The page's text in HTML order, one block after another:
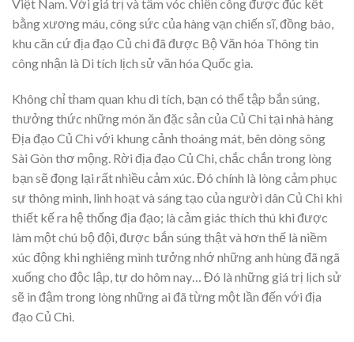
Việt Nam. Với giá trị và tầm vóc chiến công được đúc kết
bằng xương máu, công sức của hàng vạn chiến sĩ, đồng bào,
khu căn cứ địa đạo Củ chi đã được Bộ Văn hóa Thông tin
công nhận là Di tích lịch sử văn hóa Quốc gia.
Không chỉ tham quan khu di tích, bạn có thể tập bắn súng,
thưởng thức những món ăn đặc sản của Củ Chi tại nhà hàng
Địa đạo Củ Chi với khung cảnh thoáng mát, bên dòng sông
Sài Gòn thơ mộng. Rời địa đạo Củ Chi, chắc chắn trong lòng
bạn sẽ đọng lại rất nhiều cảm xúc. Đó chính là lòng cảm phục
sự thông minh, linh hoạt và sáng tạo của người dân Củ Chi khi
thiết kế ra hệ thống địa đạo; là cảm giác thích thú khi được
làm một chú bộ đội, được bắn súng thật và hơn thế là niềm
xúc động khi nghiêng mình tưởng nhớ những anh hùng đã ngã
xuống cho độc lập, tự do hôm nay… Đó là những giá trị lịch sử
sẽ in đậm trong lòng những ai đã từng một lần đến với địa
đạo Củ Chi.